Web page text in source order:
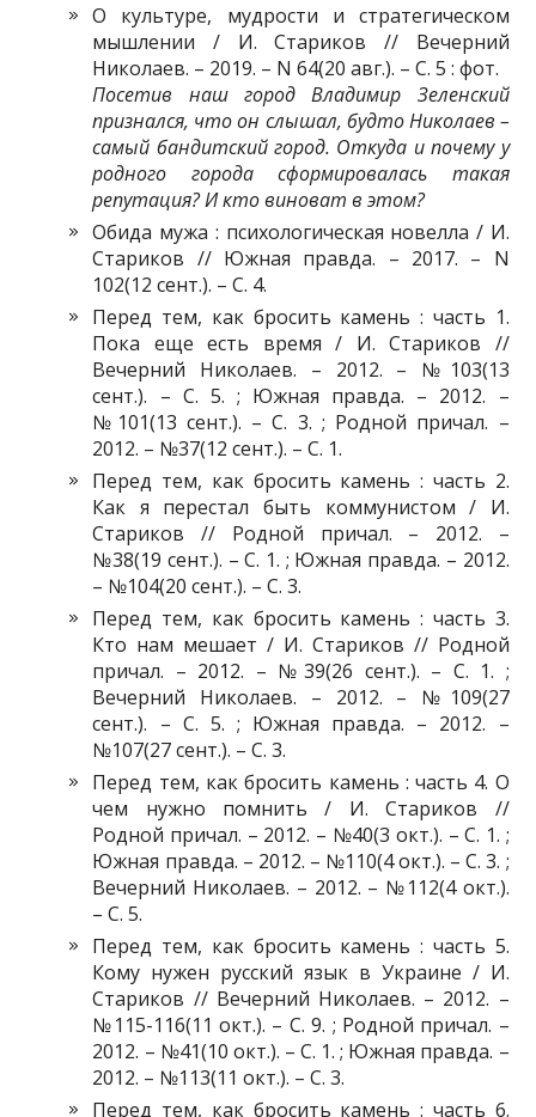
О культуре, мудрости и стратегическом
мышлении / И. Стариков // Вечерний
Николаев. – 2019. – N 64(20 авг.). – С. 5 : фот.
Посетив наш город Владимир Зеленский
признался, что он слышал, будто Николаев –
самый бандитский город. Откуда и почему у
родного города сформировалась такая
репутация? И кто виноват в этом?
Обида мужа : психологическая новелла / И.
Стариков // Южная правда. – 2017. – N
102(12 сент.). – С. 4.
Перед тем, как бросить камень : часть 1.
Пока еще есть время / И. Стариков //
Вечерний Николаев. – 2012. – №103(13
сент.). – С. 5. ; Южная правда. – 2012. –
№101(13 сент.). – С. 3. ; Родной причал. –
2012. – №37(12 сент.). – С. 1.
Перед тем, как бросить камень : часть 2.
Как я перестал быть коммунистом / И.
Стариков // Родной причал. – 2012. –
№38(19 сент.). – С. 1. ; Южная правда. – 2012.
– №104(20 сент.). – С. 3.
Перед тем, как бросить камень : часть 3.
Кто нам мешает / И. Стариков // Родной
причал. – 2012. – №39(26 сент.). – С. 1. ;
Вечерний Николаев. – 2012. – №109(27
сент.). – С. 5. ; Южная правда. – 2012. –
№107(27 сент.). – С. 3.
Перед тем, как бросить камень : часть 4. О
чем нужно помнить / И. Стариков //
Родной причал. – 2012. – №40(3 окт.). – С. 1. ;
Южная правда. – 2012. – №110(4 окт.). – С. 3. ;
Вечерний Николаев. – 2012. – №112(4 окт.).
– С. 5.
Перед тем, как бросить камень : часть 5.
Кому нужен русский язык в Украине / И.
Стариков // Вечерний Николаев. – 2012. –
№115-116(11 окт.). – С. 9. ; Родной причал. –
2012. – №41(10 окт.). – С. 1. ; Южная правда. –
2012. – №113(11 окт.). – С. 3.
Перед тем, как бросить камень : часть 6.